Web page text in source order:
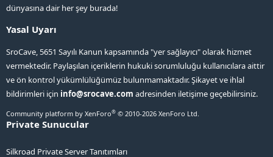
dünyasına dair her şey burada!
Yasal Uyarı
SroCave, 5651 Sayılı Kanun kapsamında "yer sağlayıcı" olarak hizmet
vermektedir. Paylaşılan içeriklerin hukuki sorumluluğu kullanıcılara aittir
ve ön kontrol yükümlülüğümüz bulunmamaktadır. Şikayet ve ihlal
bildirimleri için info@srocave.com adresinden iletişime geçebilirsiniz.
Community platform by XenForo® © 2010-2026 XenForo Ltd.
Private Sunucular
Silkroad Private Server Tanıtımları